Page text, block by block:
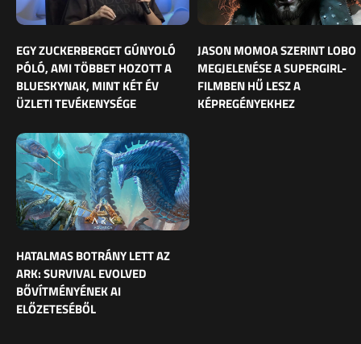
EGY ZUCKERBERGET GÚNYOLÓ
PÓLÓ, AMI TÖBBET HOZOTT A
BLUESKYNAK, MINT KÉT ÉV
ÜZLETI TEVÉKENYSÉGE
JASON MOMOA SZERINT LOBO
MEGJELENÉSE A SUPERGIRL-
FILMBEN HŰ LESZ A
KÉPREGÉNYEKHEZ
HATALMAS BOTRÁNY LETT AZ
ARK: SURVIVAL EVOLVED
BŐVÍTMÉNYÉNEK AI
ELŐZETESÉBŐL